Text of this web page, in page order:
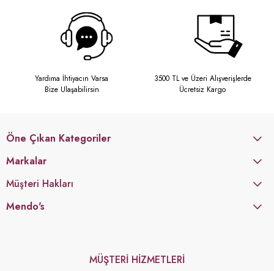
Yardıma İhtiyacın Varsa
Bize Ulaşabilirsin
3500 TL ve Üzeri Alışverişlerde
Ücretsiz Kargo
Öne Çıkan Kategoriler
Markalar
Müşteri Hakları
Mendo's
MÜŞTERİ HİZMETLERİ